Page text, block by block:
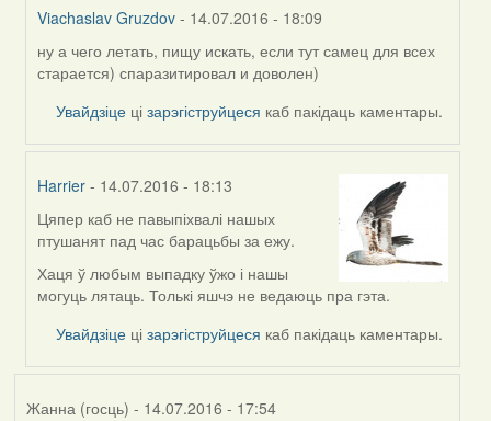
Viachaslav Gruzdov - 14.07.2016 - 18:09
In
reply
Дарья
ну а чего летать, пищу искать, если тут самец для всех
старается) спаразитировал и доволен)
Увайдзіце цізарэгіструйцеся каб пакідаць каментары.
Harrier - 14.07.2016 - 18:13
In
reply
to
by
Цяпер каб не павыпіхвалі нашых
птушанят пад час барацьбы за ежу.
Хаця ў любым выпадку ўжо і нашы
могуць лятаць. Толькі яшчэ не ведаюць пра гэта.
Увайдзіце цізарэгіструйцеся каб пакідаць каментары.
Жанна (госць) - 14.07.2016 - 17:54